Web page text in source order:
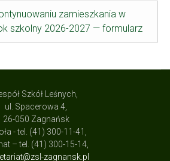
zamieszkania w
szkolny 2026-2027 — formularz
Szkół Leśnych,
ul. Spacerowa 4,
26-050 Zagnańsk
- tel. (41) 300-11-41,
– tel. (41) 300-15-14,
zagnansk.pl